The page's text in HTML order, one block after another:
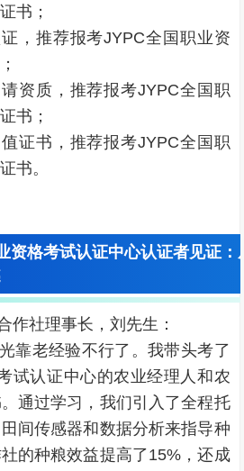
书；
，推荐报考JYPC全国职业资
资质，推荐报考JYPC全国职
书；
证书，推荐报考JYPC全国职
书。
资格考试认证中心认证者见证：
作社理事长，刘先生：
靠老经验不行了。我带头考了
试认证中心的农业经理人和农
通过学习，我们引入了全程托
间传感器和数据分析来指导种
的种粮效益提高了15%，还成